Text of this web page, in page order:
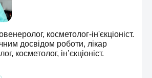
косметолог-ін'єкціоніст.
досвідом роботи, лікар
косметолог, ін’єкціоніст.